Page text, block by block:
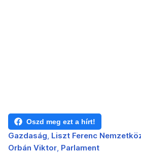
Oszd meg ezt a hírt!
Gazdaság Liszt Ferenc
Orbán Viktor Parlament